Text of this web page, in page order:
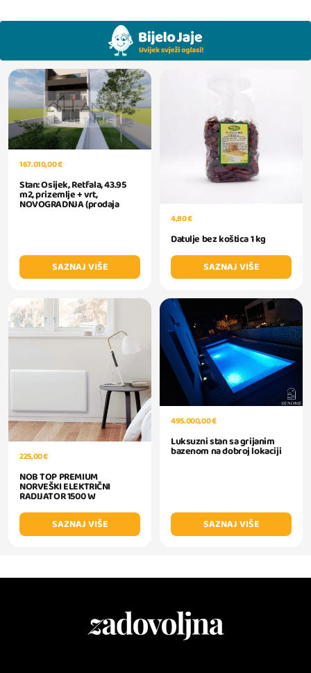
167.010,00 €
Stan: Osijek, Retfala, 43.95
m2, prizemlje + vrt,
NOVOGRADNJA (prodaja
SAZNAJ VIŠE
4,80 €
Datulje bez koštica 1 kg
SAZNAJ VIŠE
225,00 €
NOB TOP PREMIUM
NORVEŠKI ELEKTRIČNI
RADIJATOR 1500 W
SAZNAJ VIŠE
495.000,00 €
Luksuzni stan sa grijanim
bazenom na dobroj lokaciji
SAZNAJ VIŠE